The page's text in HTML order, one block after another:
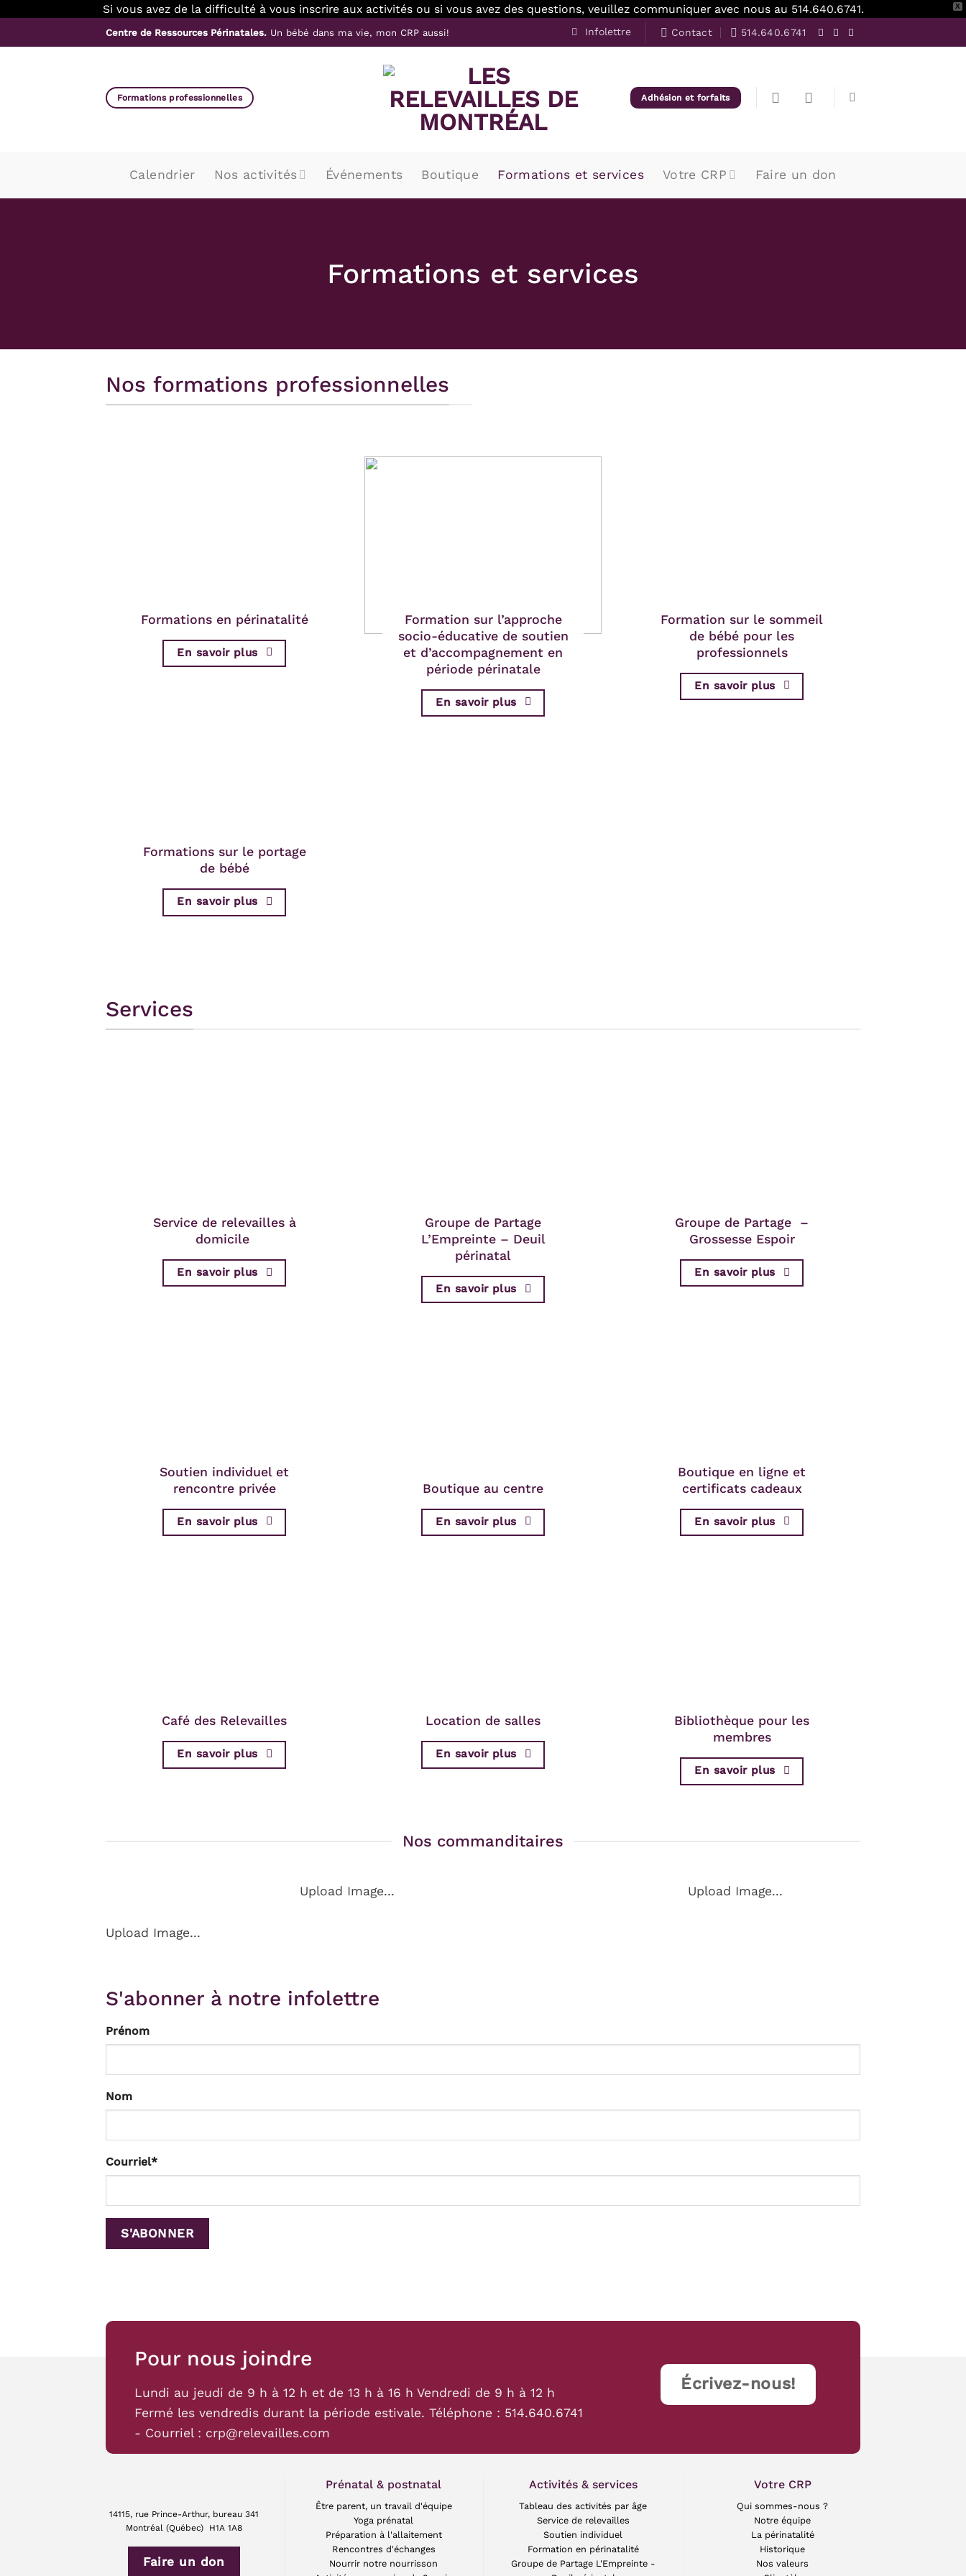
X
Si vous avez de la difficulté à vous inscrire aux activités ou si vous avez des questions, veuillez communiquer avec nous au 514.640.6741.
au
Centre de Ressources Périnatales. Un bébé dans ma vie, mon CRP aussi! Infolettre Contact 514.640.6741
Formations professionnelles Adhésion et forfaits
Calendrier Nos activités Événements Boutique Formations et services Votre CRP Faire un don
Formations et services
Nos formations professionnelles
Formations en périnatalité
En savoir plus
Formations sur le portage
de bébé
En savoir plus
Formation sur l’approche
socio-éducative de soutien
et d’accompagnement en
période périnatale
En savoir plus
Formation sur le sommeil
de bébé pour les
professionnels
En savoir plus
Services
Service de relevailles à
domicile
En savoir plus
Soutien individuel et
rencontre privée
En savoir plus
Café des Relevailles
En savoir plus
Groupe de Partage
L’Empreinte – Deuil
périnatal
En savoir plus
Boutique au centre
En savoir plus
Location de salles
En savoir plus
Groupe de Partage –
Grossesse Espoir
En savoir plus
Boutique en ligne et
certificats cadeaux
En savoir plus
Bibliothèque pour les
membres
En savoir plus
Nos commanditaires
Upload Image... Upload Image...
Upload Image...
S'abonner à notre infolettre
Prénom
Nom
Courriel*
Pour nous joindre
Lundi au jeudi de 9 h à 12 h et de 13 h à 16 h Vendredi de 9 h à 12 h
Fermé les vendredis durant la période estivale. Téléphone : 514.640.6741
- Courriel : crp@relevailles.com
Écrivez-nous!
14115, rue Prince-Arthur, bureau 341
Montréal (Québec) H1A 1A8
Faire un don
Prénatal & postnatal
Être parent, un travail d'équipe
Yoga prénatal
Préparation à l'allaitement
Rencontres d'échanges
Nourrir notre nourrisson
Activités & services
Tableau des activités par âge
Service de relevailles
Soutien individuel
Formation en périnatalité
Groupe de Partage L'Empreinte -
Votre CRP
Qui sommes-nous ?
Notre équipe
La périnatalité
Historique
Nos valeurs